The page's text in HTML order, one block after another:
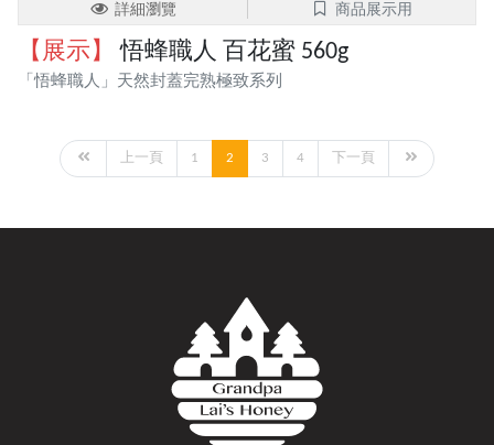
詳細瀏覽 商品展示用
【展示】 悟蜂職人 百花蜜 560g
「悟蜂職人」天然封蓋完熟極致系列
上一頁 1 2 3 4 下一頁